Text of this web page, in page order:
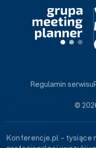
©
Regulamin serwisu
Konferencje.pl – tysiące